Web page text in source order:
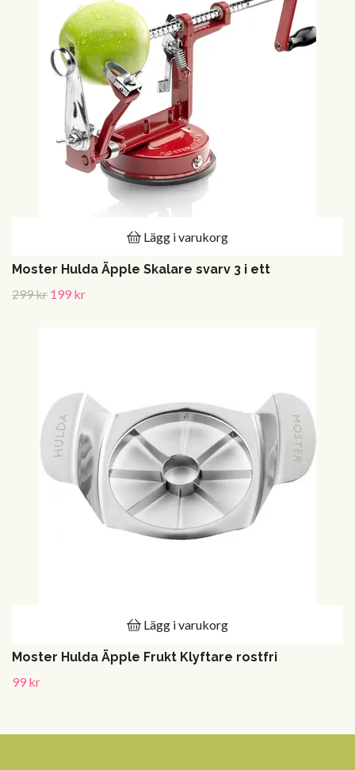
Lägg i varukorg
Moster Hulda Äpple Skalare svarv 3 i ett
299 kr 199 kr
Lägg i varukorg
Moster Hulda Äpple Frukt Klyftare rostfri
99 kr